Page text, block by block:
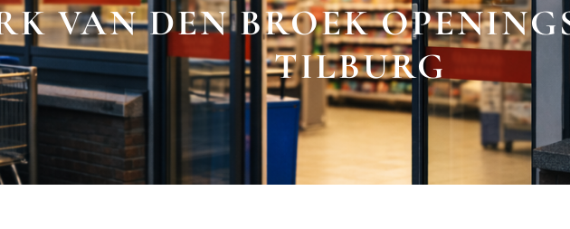
VAN DEN BROEK
TILBURG